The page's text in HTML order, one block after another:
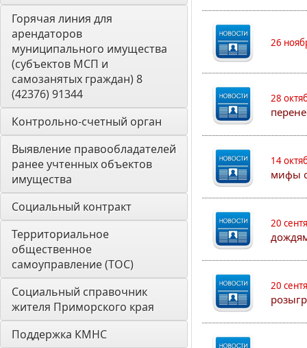
Горячая линия для
арендаторов
муниципального имущества
(субъектов МСП и
самозанятых граждан) 8
(42376) 91344
Контрольно-счетный орган
Выявление правообладателей
ранее учтенных объектов
имущества
Социальный контракт
Территориальное
общественное
самоуправление (ТОС)
Социальный справочник
жителя Приморского края
Поддержка КМНС
26
28
14
мифы
20
20